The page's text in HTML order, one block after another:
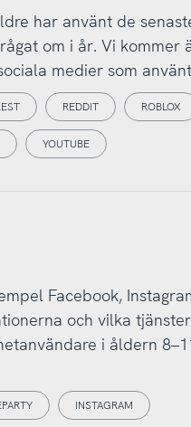
har använt de
om i år. Vi kommer
medier som
REDDIT ROBLOX
YOUTUBE
Facebook,
och vilka
i åldern
INSTAGRAM